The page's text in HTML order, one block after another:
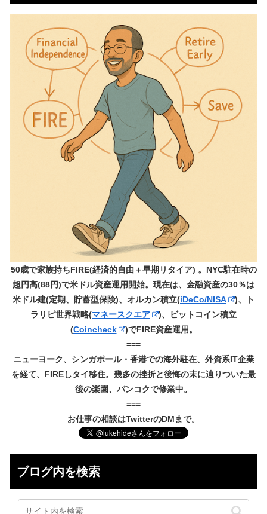
50歳で家族持ちFIRE(経済的自由＋早期リタイア) 。NYC駐在時の
超円高(88円)で米ドル資産運用開始。現在は、金融資産の30％は
米ドル建(定期、貯蓄型保険)、オルカン積立(iDeCo/NISA
)、ト
ラリピ世界戦略(マネースクエア
)、ビットコイン積立
(Coincheck
)でFIRE資産運用。
===
ニューヨーク、シンガポール・香港での海外駐在、外資系IT企業
を経て、FIREしタイ移住。幾多の挫折と後悔の末に辿りついた最
後の楽園、バンコクで修業中。
===
お仕事の相談はTwitterのDMまで。
ブログ内を検索